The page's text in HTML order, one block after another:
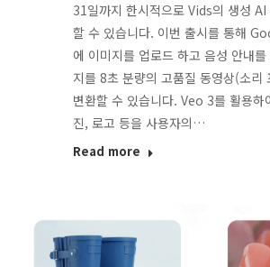
31일까지 한시적으로 Vids의 생성 AI
할 수 있습니다. 이번 출시를 통해
에 이미지를 업로드 하고 음성 안내를
지를 8초 분량의 고품질 동영상(소리
변환할 수 있습니다. Veo 3를 활용하
진, 로고 등을 사용자의…
Read more